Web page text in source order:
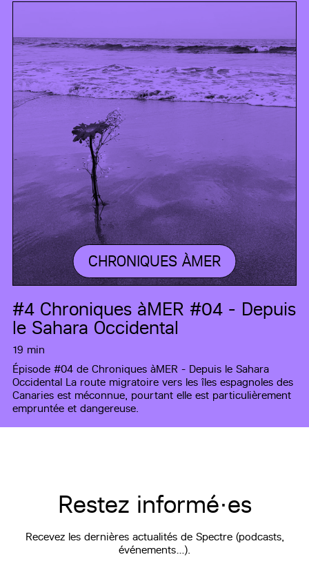
CHRONIQUES ÀMER
#4 Chroniques àMER #04 - Depuis
le Sahara Occidental
19 min
Épisode #04 de Chroniques àMER - Depuis le Sahara
Occidental La route migratoire vers les îles espagnoles des
Canaries est méconnue, pourtant elle est particulièrement
empruntée et dangereuse.
Restez informé·es
Recevez les dernières actualités de Spectre (podcasts,
événements…).